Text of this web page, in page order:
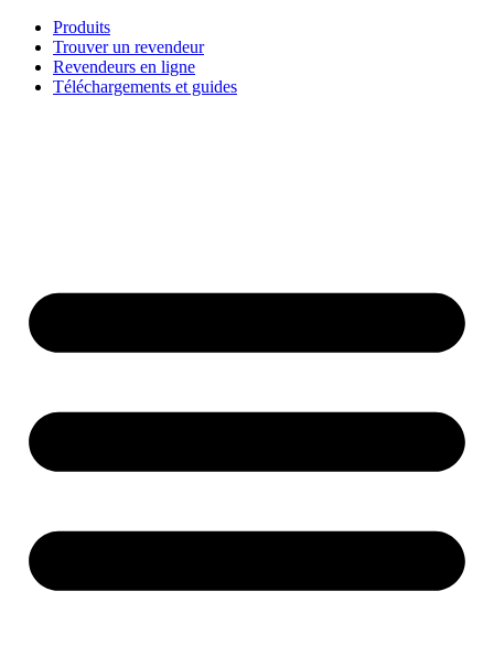
Aller
contenu
Produits
Trouver un revendeur
Revendeurs en ligne
Téléchargements et guides